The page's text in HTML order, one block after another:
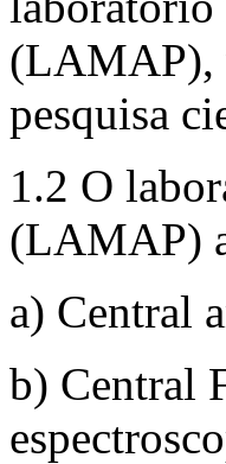
(LAMAP),
pesquisa
1.2 O
(LAMAP)
a) Central
b) Central